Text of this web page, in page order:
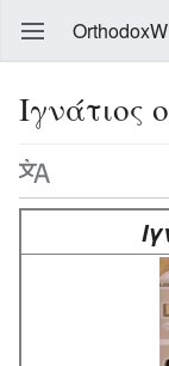
Ιγνάτιος